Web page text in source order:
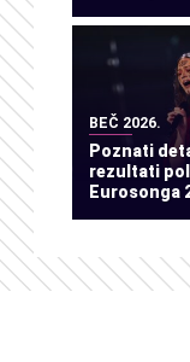
BEČ 2026.
Poznati
rezultati
Eurosonga